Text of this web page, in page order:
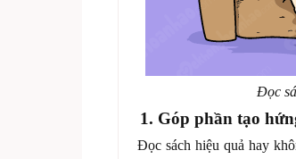
Đọc
1. Góp phần tạo
Đọc sách hiệu quả hay